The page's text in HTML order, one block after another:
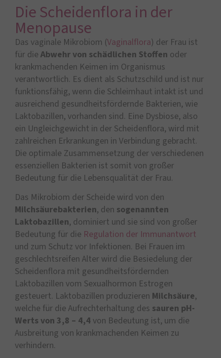
Die Scheidenflora in der
Menopause
Das vaginale Mikrobiom (Vaginalflora) der Frau ist
für die Abwehr von schädlichen Stoffen oder
krankmachenden Keimen im Organismus
verantwortlich. Es dient als Schutzschild und ist nur
funktionsfähig, wenn die Schleimhaut intakt ist und
ausreichend gesundheitsfördernde Bakterien, wie
Laktobazillen, vorhanden sind. Eine Dysbiose, also
ein Ungleichgewicht in der Scheidenflora, wird mit
zahlreichen Erkrankungen in Verbindung gebracht.
Die optimale Zusammensetzung der verschiedenen
essenziellen Bakterien ist somit von großer
Bedeutung für die Lebensqualität der Frau.
Das Mikrobiom der Scheide wird von den
Milchsäurebakterien, den sogenannten
Laktobazillen, dominiert und sie sind von großer
Bedeutung für die Regulation der Immunantwort
und zum Schutz vor Infektionen. Bei Frauen im
geschlechtsreifen Alter wird die Besiedelung der
Scheidenflora mit gesundheitsfördernden
Laktobazillen vom Sexualhormon Estrogen
gesteuert. Laktobazillen produzieren Milchsäure,
welche für die Aufrechterhaltung des sauren pH-
Werts von 3,8 – 4,4 von Bedeutung ist, um die
Ausbreitung von krankmachenden Keimen zu
verhindern.